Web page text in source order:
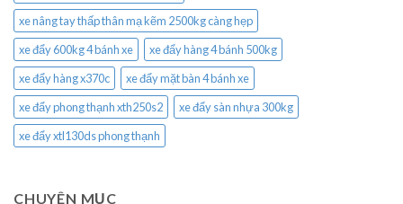
xe nâng tay thấp thân mạ kẽm 2500kg càng hẹp
xe đẩy 600kg 4 bánh xe
xe đẩy hàng 4 bánh 500kg
xe đẩy hàng x370c
xe đẩy mặt bàn 4 bánh xe
xe đẩy phong thạnh xth250s2
xe đẩy sàn nhựa 300kg
xe đẩy xtl130ds phong thạnh
CHUYÊN MỤC